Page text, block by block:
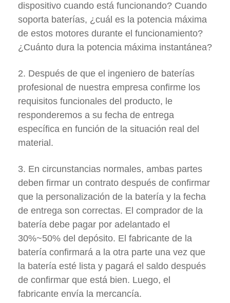
dispositivo cuando está funcionando? Cuando
soporta baterías, ¿cuál es la potencia máxima
de estos motores durante el funcionamiento?
¿Cuánto dura la potencia máxima instantánea?
2. Después de que el ingeniero de baterías
profesional de nuestra empresa confirme los
requisitos funcionales del producto, le
responderemos a su fecha de entrega
específica en función de la situación real del
material.
3. En circunstancias normales, ambas partes
deben firmar un contrato después de confirmar
que la personalización de la batería y la fecha
de entrega son correctas. El comprador de la
batería debe pagar por adelantado el
30%~50% del depósito. El fabricante de la
batería confirmará a la otra parte una vez que
la batería esté lista y pagará el saldo después
de confirmar que está bien. Luego, el
fabricante envía la mercancía.